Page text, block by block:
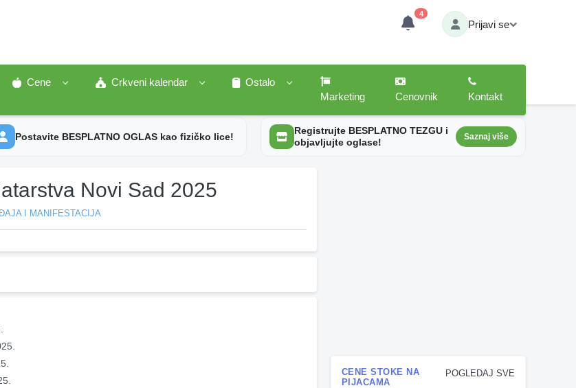
4
Prijavi se
Cene Crkveni kalendar
Ostalo
Marketing
Cenovnik Kontakt
Postavite BESPLATNO OGLAS kao fizičko lice!
Registrujte BESPLATNO TEZGU i
objavljujte oglase!
Saznaj više
Novi Sad 2025
I MANIFESTACIJA
POGLEDAJ SVE
CENE STOKE NA
PIJACAMA